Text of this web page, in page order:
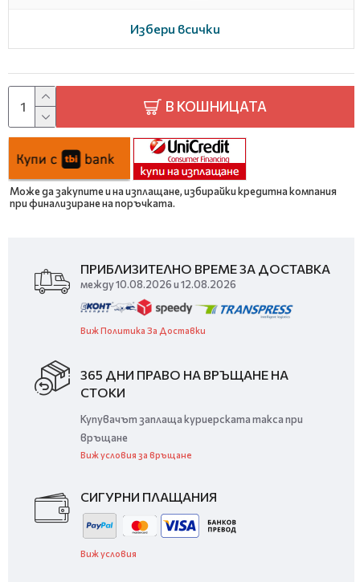
Избери всички
В КОШНИЦАТА
Може да закупите и на изплащане, избирайки кредитна компания
при финализиране на поръчката.
ПРИБЛИЗИТЕЛНО ВРЕМЕ ЗА ДОСТАВКА
между 10.08.2026 и 12.08.2026
Виж Политика За Доставки
365 ДНИ ПРАВО НА ВРЪЩАНЕ НА
СТОКИ
Купувачът заплаща куриерската такса при
връщане
Виж условия за връщане
СИГУРНИ ПЛАЩАНИЯ
Виж условия